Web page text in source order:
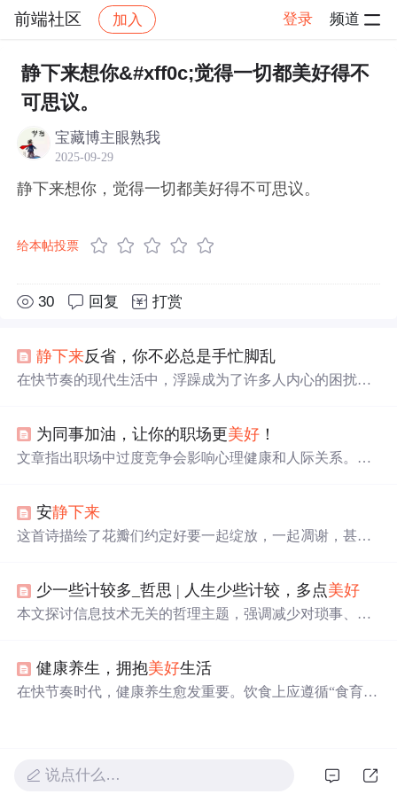
前端社区 加入 登录 频道
社区 前端社区 感慨 帖子详情
静下来想你&#xff0c;觉得一切都美好得不
可思议。
宝藏博主眼熟我
2025-09-29
静下来想你，觉得一切都美好得不可思议。
给本帖投票
30 回复 打赏
静下来反省，你不必总是手忙脚乱
在快节奏的现代生活中，浮躁成为了许多人内心的困扰。
我控制、坚守信念和拒绝浮躁，培养乐观心态，学会调整
情绪，正确对待压力，以达到心灵的平和。
为同事加油，让你的职场更美好 ！
文章指出职场中过度竞争会影响心理健康和人际关系。竞
自己的成功，支持和为团队喝彩，还给出欣赏同事成功的
具体步骤，让职场更美好。
安静下来
这首诗描绘了花瓣们约定好要一起绽放，一起凋谢，甚至
珍惜。
少一些计较多_哲思 | 人生少些计较，多点美好
本文探讨信息技术无关的哲理主题，强调减少对琐事、得
手避免小事引发连锁负面后果；接纳不完美，将精力转向
发现生活美好 。文中援引丰子恺语录及马拉松冠军故事佐
健康养生，拥抱美好生活
在快节奏时代，健康养生愈发重要。饮食上应遵循“食育”
说点什么…